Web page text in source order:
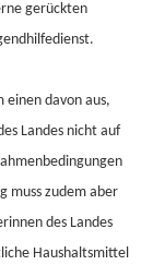
gerückten
einen davon aus,
Landes nicht auf
muss zudem aber
des Landes
Haushaltsmittel